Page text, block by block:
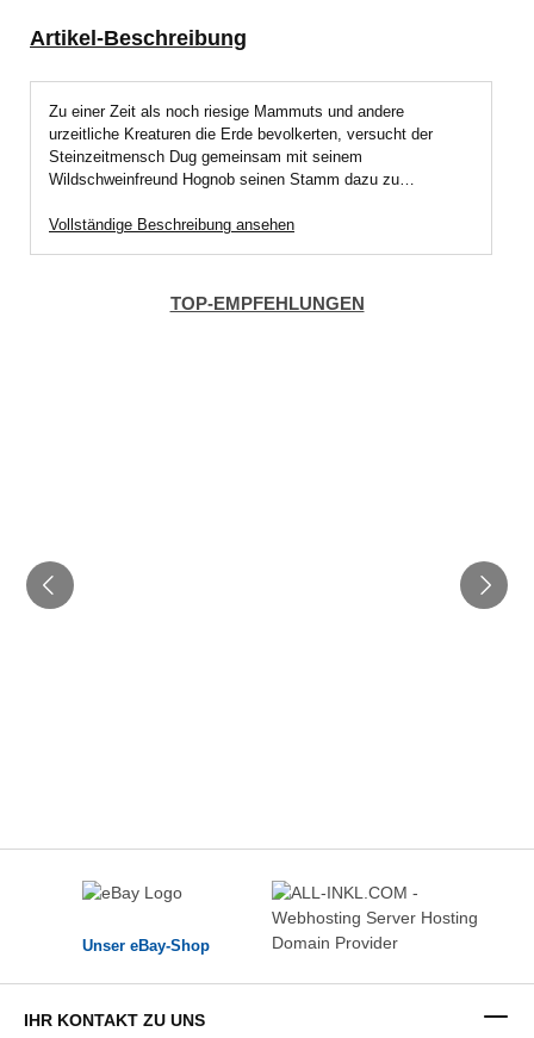
Artikel-Beschreibung
Zu einer Zeit als noch riesige Mammuts und andere
urzeitliche Kreaturen die Erde bevolkerten, versucht der
Steinzeitmensch Dug gemeinsam mit seinem
Wildschweinfreund Hognob seinen Stamm dazu zu…
Vollständige Beschreibung ansehen
TOP-EMPFEHLUNGEN
Unser eBay-Shop
IHR KONTAKT ZU UNS